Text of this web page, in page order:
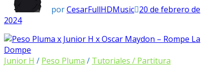
porCesarFullHDMusic 20 de febrero de
2024
Junior H / Peso Pluma / Tutoriales / Partitura